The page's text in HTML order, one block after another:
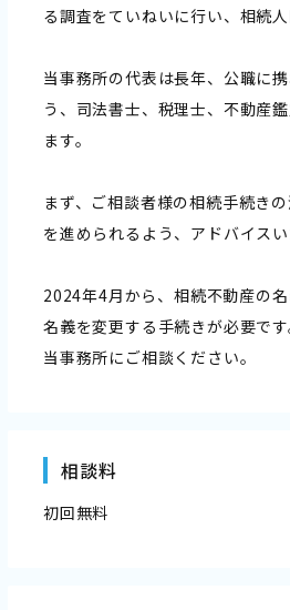
る調査をていねいに行い、相続
当事務所の代表は長年、公職に
う、司法書士、税理士、不動産
ます。
まず、ご相談者様の相続手続き
を進められるよう、アドバイスい
2024年4月から、相続不動産の
名義を変更する手続きが必要で
当事務所にご相談ください。
相談料
初回無料